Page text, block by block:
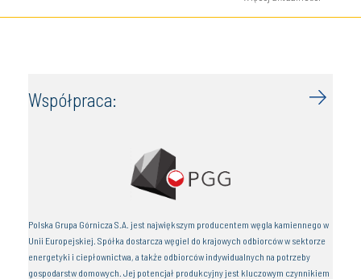
Współpraca:
Grupa Kapitałowa JSW jest największym producentem wysokiej jakości węgla
koksowego hard w Unii Europejskiej i jednym z wiodących producentów koksu
używanego do wytopu stali. Produkcja i sprzedaż węgla koksowego oraz
produkcja, sprzedaż koksu i węglopochodnych stanowią podstawową działalność